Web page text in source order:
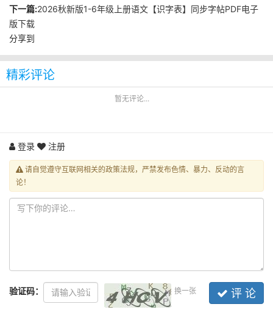
下一篇:2026秋新版1-6年级上册语文【识字表】同步字帖PDF电子
版下载
分享到
精彩评论
暂无评论...
登录 注册
请自觉遵守互联网相关的政策法规，严禁发布色情、暴力、反动的言
论！
验证码： 换一张 评 论